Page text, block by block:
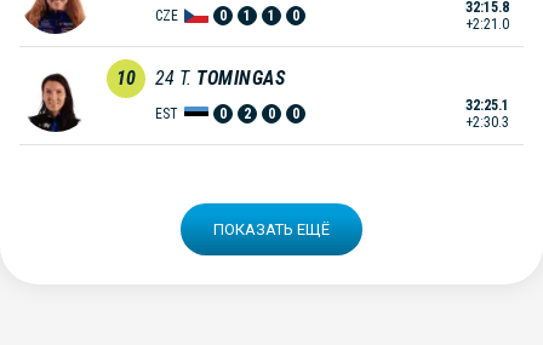
CZE 0 1 1 0
32:15.8
+2:21.0
10 24 T. TOMINGAS
EST 0 2 0 0
32:25.1
+2:30.3
ПОКАЗАТЬ ЕЩЁ